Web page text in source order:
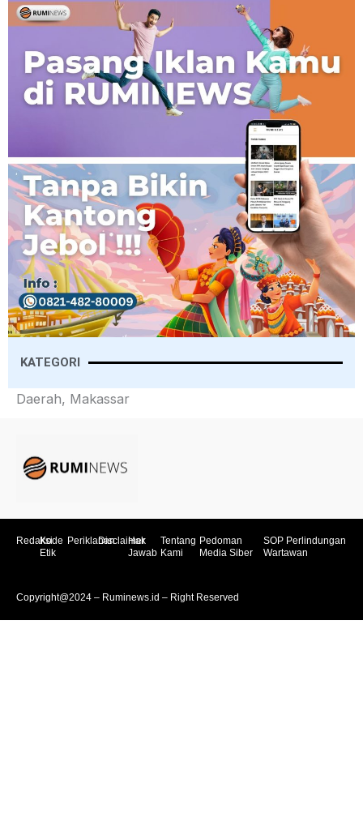
KATEGORI
Daerah, Makassar
RedaksiKode
Etik
PeriklananDisclaimer
Hak
Jawab
Tentang
Kami
Pedoman
Media Siber
SOP Perlindungan
Wartawan
Copyright@2024 – Ruminews.id – Right Reserved